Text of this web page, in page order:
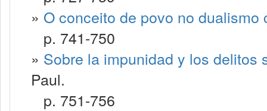
» O conceito de povo no dualismo
p. 741-750
» Sobre la impunidad y los delitos
Paul.
p. 751-756